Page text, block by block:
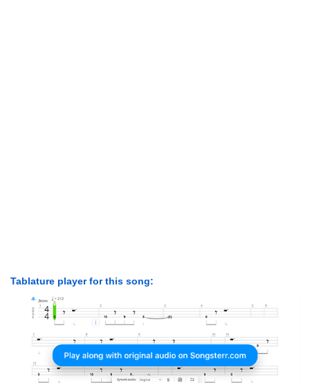
Tablature player for this song: